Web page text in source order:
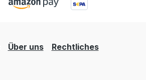
Über uns Rechtliches